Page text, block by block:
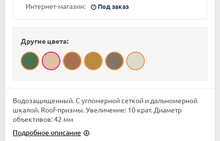
Интернет-магазин: Под заказ
Другие цвета:
Водозащищенный. С угломерной сеткой и дальномерной
шкалой. Roof-призмы. Увеличение: 10 крат. Диаметр
объективов: 42 мм
Подробное описание